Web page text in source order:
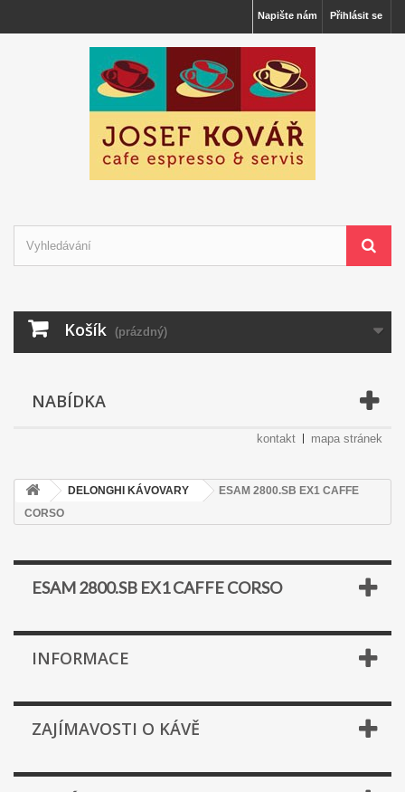
Přihlásit se
Napište nám
Košík (prázdný)
NABÍDKA
kontakt mapa stránek
DELONGHI KÁVOVARY
ESAM 2800.SB EX1 CAFFE
CORSO
ESAM 2800.SB EX1 CAFFE CORSO
INFORMACE
ZAJÍMAVOSTI O KÁVĚ